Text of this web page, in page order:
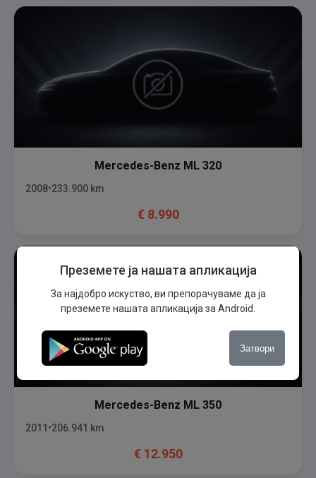
Mercedes-Benz ML 320
2008 233.900 km
€ 8.990
Mercedes-Benz ML 350
2011 206.941 km
€ 12.950
Преземете ја нашата апликација
За најдобро искуство, ви препорачуваме да ја
преземете нашата апликација за Android.
Затвори